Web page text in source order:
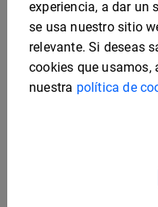
Ejemplo de prospecto de
inversión inmobiliaria
experiencia, a dar un
se usa nuestro sitio
relevante. Si deseas
cookies que usamos,
nuestra política de